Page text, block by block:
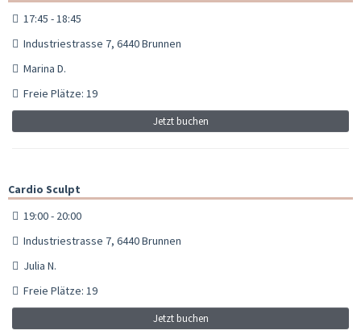
17:45 - 18:45
Industriestrasse 7, 6440 Brunnen
Marina D.
Freie Plätze: 19
Jetzt buchen
Cardio Sculpt
19:00 - 20:00
Industriestrasse 7, 6440 Brunnen
Julia N.
Freie Plätze: 19
Jetzt buchen